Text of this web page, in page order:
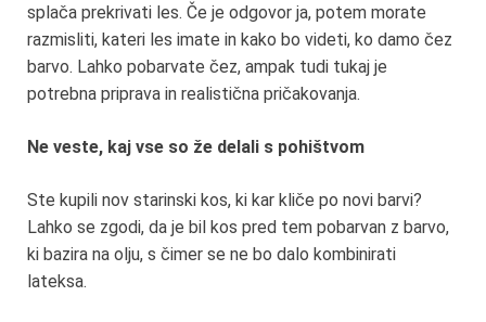
splača prekrivati les. Če je odgovor ja, potem morate
razmisliti, kateri les imate in kako bo videti, ko damo čez
barvo. Lahko pobarvate čez, ampak tudi tukaj je
potrebna priprava in realistična pričakovanja.
Ne veste, kaj vse so že delali s pohištvom
Ste kupili nov starinski kos, ki kar kliče po novi barvi?
Lahko se zgodi, da je bil kos pred tem pobarvan z barvo,
ki bazira na olju, s čimer se ne bo dalo kombinirati
lateksa.